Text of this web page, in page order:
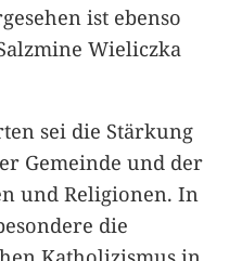
ist ebenso
Wieliczka
sei die Stärkung
Gemeinde und der
und Religionen. In
die